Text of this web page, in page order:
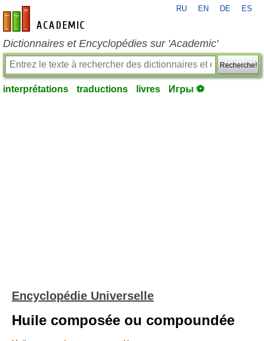
fr-academic.com
RU EN DE ES
Dictionnaires et Encyclopédies sur 'Academic'
Recherche!
interprétations traductions livres Игры ⚽
Encyclopédie Universelle
Huile composée ou compoundée